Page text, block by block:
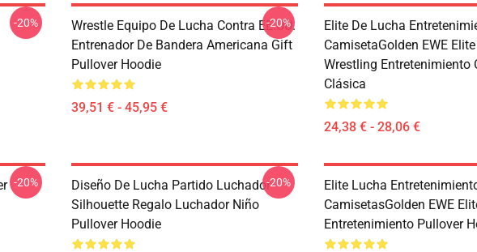
-20%
Wrestle Equipo De Lucha Contra EE.UU.
Entrenador De Bandera Americana Gift
Pullover Hoodie
39,51 € - 45,95 €
-20%
Elite De Lucha
CamisetaGolden EWE
Wrestling Entretenimiento
Clásica
24,38 € - 28,06 €
-20%
Diseño De Lucha Partido Luchador
Silhouette Regalo Luchador Niño
Pullover Hoodie
-20%
Elite Lucha
CamisetasGolden EWE
Entretenimiento Pullover